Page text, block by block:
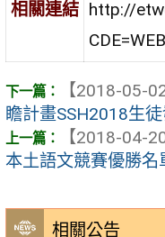
相關公告
相關連結 http://
【2018-05-02
瞻計畫SSH2018生
【2018-04-20
本土語文競賽優勝名